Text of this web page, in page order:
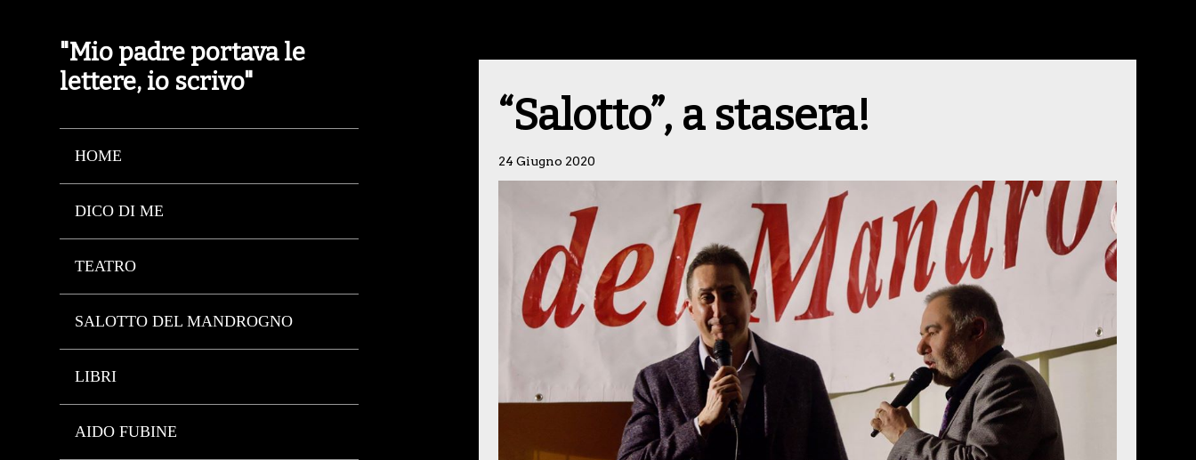
"Mio padre portava le
lettere, io scrivo"
HOME
DICO DI ME
TEATRO
SALOTTO DEL MANDROGNO
LIBRI
AIDO FUBINE
“Salotto”, a stasera!
24 Giugno 2020